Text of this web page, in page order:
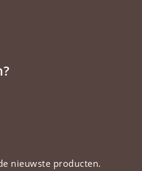
nieuwste producten.